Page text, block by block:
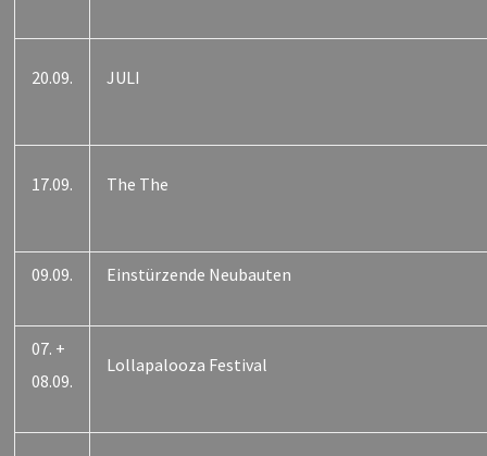
20.09. JULI
17.09. The The
09.09. Einstürzende Neubauten
07. +
08.09.
Lollapalooza Festival